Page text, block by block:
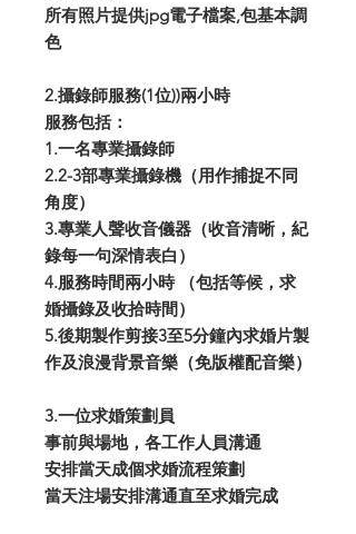
所有照片提供jpg電子檔案,包基本調
色
2.攝錄師服務(1位))兩小時
服務包括：
1.一名專業攝錄師
2.2-3部專業攝錄機（用作捕捉不同
角度）
3.專業人聲收音儀器（收音清晰，紀
錄每一句深情表白）
4.服務時間兩小時 （包括等候，求
婚攝錄及收拾時間）
5.後期製作剪接3至5分鐘內求婚片製
作及浪漫背景音樂（免版權配音樂）
3.一位求婚策劃員
事前與場地，各工作人員溝通
安排當天成個求婚流程策劃
當天注場安排溝通直至求婚完成